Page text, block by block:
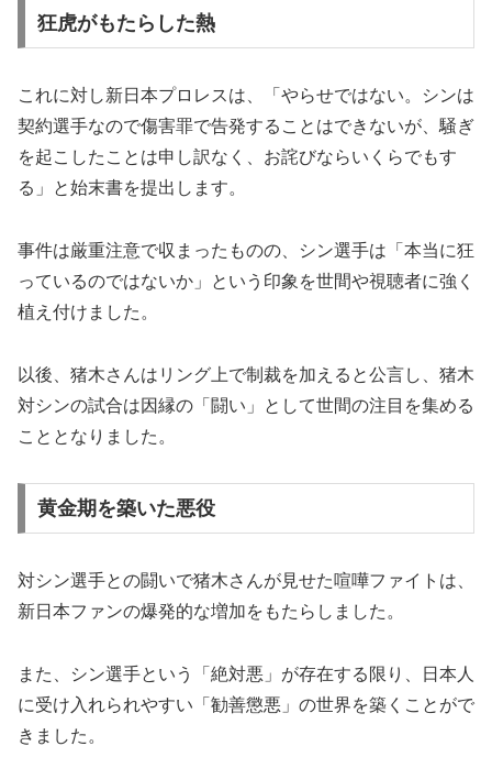
狂虎がもたらした熱
これに対し新日本プロレスは、「やらせではない。シンは
契約選手なので傷害罪で告発することはできないが、騒ぎ
を起こしたことは申し訳なく、お詫びならいくらでもす
る」と始末書を提出します。
事件は厳重注意で収まったものの、シン選手は「本当に狂
っているのではないか」という印象を世間や視聴者に強く
植え付けました。
以後、猪木さんはリング上で制裁を加えると公言し、猪木
対シンの試合は因縁の「闘い」として世間の注目を集める
こととなりました。
黄金期を築いた悪役
対シン選手との闘いで猪木さんが見せた喧嘩ファイトは、
新日本ファンの爆発的な増加をもたらしました。
また、シン選手という「絶対悪」が存在する限り、日本人
に受け入れられやすい「勧善懲悪」の世界を築くことがで
きました。